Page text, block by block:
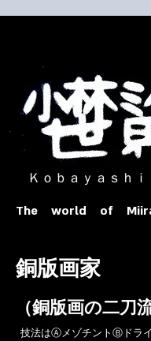
ｏｂａｙａｓｈｉ
The world of
​銅版画家
（銅版画の二刀
技法はⒶメゾチントⒷドラ